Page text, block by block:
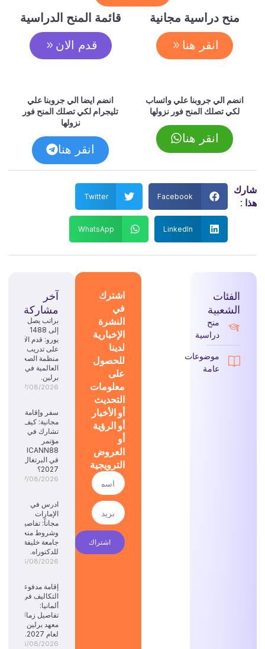
منح دراسية مجانية
انقر هنا
قائمة المنح الدراسية
قدم الان
انضم الي جروبنا علي واتساب
لكي تصلك المنح فور نزولها
انقر هنا
انضم ايضا الي جروبنا علي
تليجرام لكي تصلك المنح فور
نزولها
انقر هنا
شارك
هذا :
Facebook
Twitter
LinkedIn
WhatsApp
الفئات
الشعبية
منح
دراسية
موضوعات
عامة
اشترك
في
النشرة
الإخبارية
لدينا
للحصول
على
معلومات
التحديث
أو الأخبار
أو الرؤية
أو
العروض
الترويجية
اشتراك
آخر
مشاركة
براتب يصل
إلى 1488
يورو: قدم الآن
على تدريب
منظمة الصحة
العالمية في
برلين.
07/08/2026
سفر وإقامة
مجانية: كيف
تشارك في
مؤتمر
ICANN88
في البرتغال
2027؟
07/08/2026
ادرس في
الإمارات
مجاناً: تفاصيل
وشروط منحة
جامعة خليفة
للدكتوراه.
06/08/2026
إقامة مدفوعة
التكاليف في
ألمانيا:
تفاصيل زمالة
معهد برلين
لعام 2027.
06/08/2026